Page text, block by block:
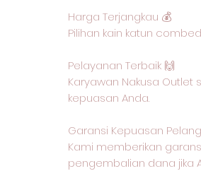
Harga Terjangkau 💰
Pilihan kain katun
Pelayanan Terbaik 🙌
Karyawan Nakusa
kepuasan Anda.
Garansi Kepuasan
Kami memberikan
pengembalian dana jika